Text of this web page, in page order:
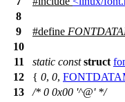
8
9
#define
10
11
static const struct
12
{ 0, 0,
13
/* 0 0x00 '^@' */